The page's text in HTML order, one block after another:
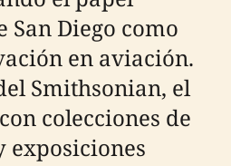
Diego como
en aviación.
Smithsonian, el
colecciones de
exposiciones